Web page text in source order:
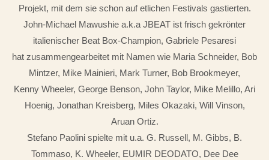
Projekt, mit dem sie schon auf etlichen Festivals gastierten.
John-Michael Mawushie a.k.a JBEAT ist frisch gekrönter
italienischer Beat Box-Champion, Gabriele Pesaresi
hat zusammengearbeitet mit Namen wie Maria Schneider, Bob
Mintzer, Mike Mainieri, Mark Turner, Bob Brookmeyer,
Kenny Wheeler, George Benson, John Taylor, Mike Melillo, Ari
Hoenig, Jonathan Kreisberg, Miles Okazaki, Will Vinson,
Aruan Ortiz.
Stefano Paolini spielte mit u.a. G. Russell, M. Gibbs, B.
Tommaso, K. Wheeler, EUMIR DEODATO, Dee Dee